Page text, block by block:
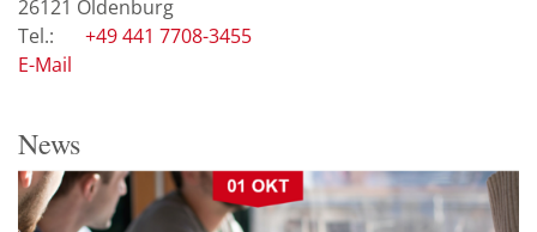
26121 Oldenburg
+49 441 7708-3455
E-Mail
News